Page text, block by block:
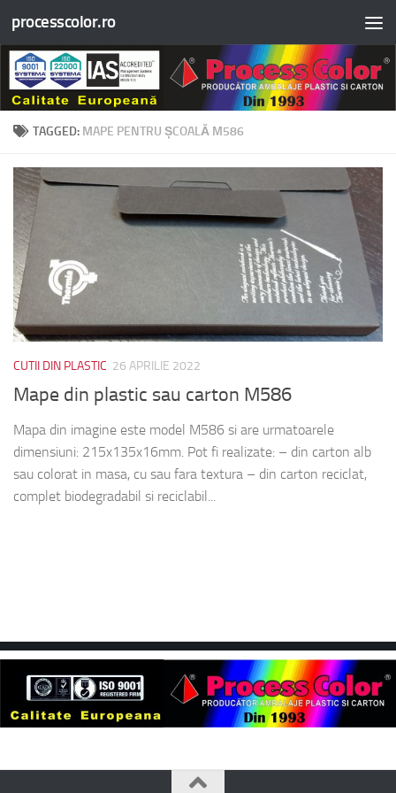
Skip to content
processcolor.ro
TAGGED: MAPE PENTRU ȘCOALĂ M586
CUTII DIN PLASTIC 26 APRILIE 2022
Mape din plastic sau carton M586
Mapa din imagine este model M586 si are urmatoarele
dimensiuni: 215x135x16mm. Pot fi realizate: – din carton alb
sau colorat in masa, cu sau fara textura – din carton reciclat,
complet biodegradabil si reciclabil...